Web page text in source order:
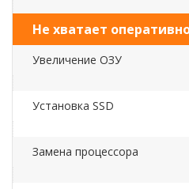
Не хватает
Увеличение ОЗУ
Установка SSD
Замена процессора